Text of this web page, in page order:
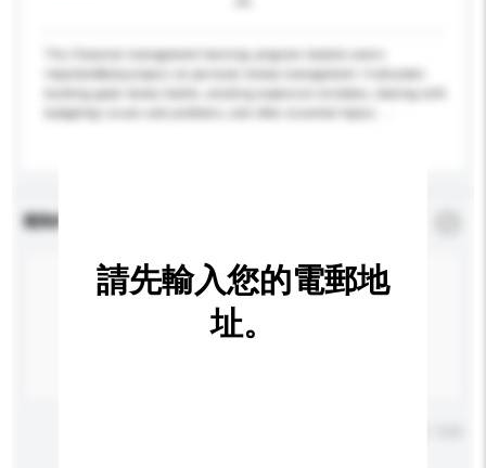
This financial management learning program module covers
important&nbsp;topics on personal money management. It educates
查詢內容
請先輸入您的電郵地
址。